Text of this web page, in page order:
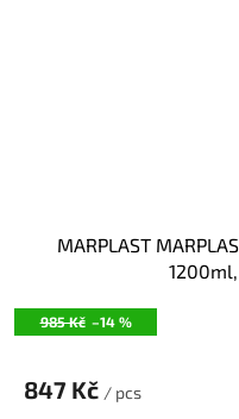
985 Kč –14 %
MARPLAST
847 Kč / pcs